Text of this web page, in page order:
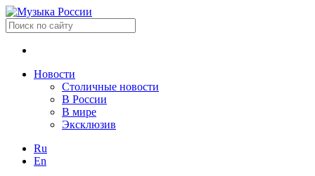
Новости
Столичные новости
В России
В мире
Эксклюзив
Ru
En